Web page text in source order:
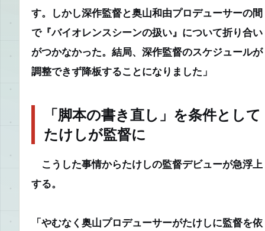
す。しかし深作監督と奥山和由プロデューサーの間
で『バイオレンスシーンの扱い』について折り合い
がつかなかった。結局、深作監督のスケジュールが
調整できず降板することになりました」
「脚本の書き直し」を条件として
たけしが監督に
こうした事情からたけしの監督デビューが急浮上
する。
「やむなく奥山プロデューサーがたけしに監督を依